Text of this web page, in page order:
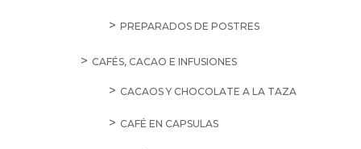
PREPARADOS DE POSTRES
CAFÉS, CACAO E INFUSIONES
CACAOS Y CHOCOLATE A LA TAZA
CAFÉ EN CAPSULAS